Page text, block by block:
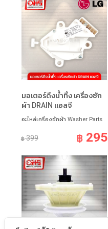
มอเตอร์ดึงน้ำทิ้ง เครื่องซัก
ผ้า DRAIN แอลจี
อะไหล่เครื่องซักผ้า Washer Parts
฿399 ฿ 295